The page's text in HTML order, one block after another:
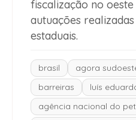
fiscalização no
autuações
estaduais.
brasil agora
barreiras
luís
agência nacional do